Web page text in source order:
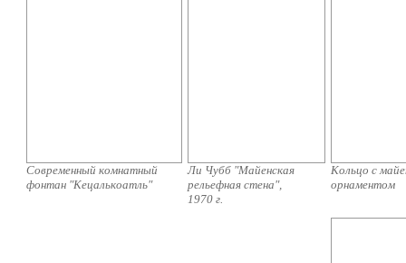
Современный комнатный
фонтан "Кецалькоатль"
Ли Чубб "Майенская
рельефная стена",
1970 г.
Кольцо с
орнаментом